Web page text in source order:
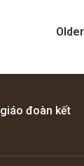
Older
đoàn kết